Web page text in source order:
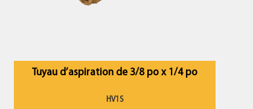
Tuyau d’aspiration de 3/8 po x 1/4 po
HV1S